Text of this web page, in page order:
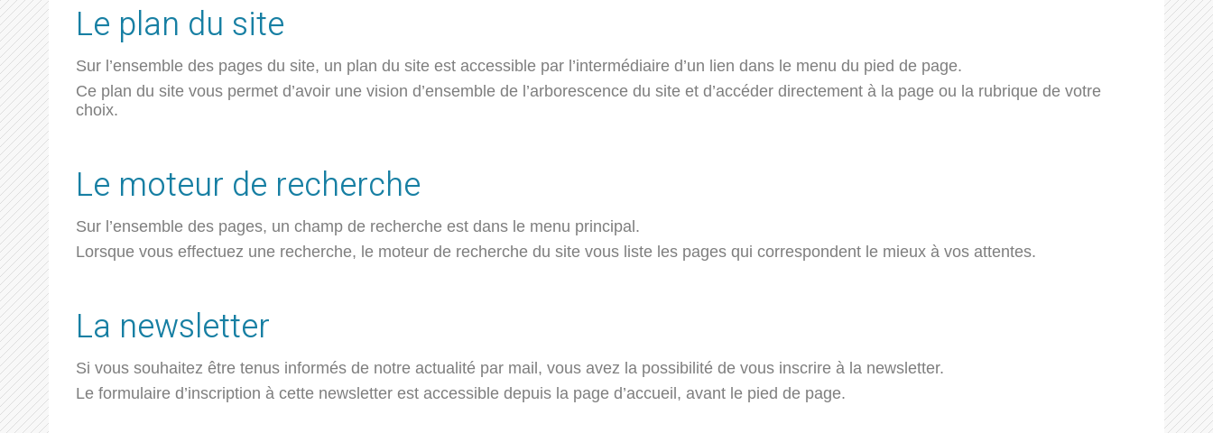
Le plan du site
Sur l’ensemble des pages du site, un plan du site est accessible par l’intermédiaire d’un lien dans le menu du pied de page.
Ce plan du site vous permet d’avoir une vision d’ensemble de l’arborescence du site et d’accéder directement à la page ou la rubrique de votre
choix.
Le moteur de recherche
Sur l’ensemble des pages, un champ de recherche est dans le menu principal.
Lorsque vous effectuez une recherche, le moteur de recherche du site vous liste les pages qui correspondent le mieux à vos attentes.
La newsletter
Si vous souhaitez être tenus informés de notre actualité par mail, vous avez la possibilité de vous inscrire à la newsletter.
Le formulaire d’inscription à cette newsletter est accessible depuis la page d’accueil, avant le pied de page.